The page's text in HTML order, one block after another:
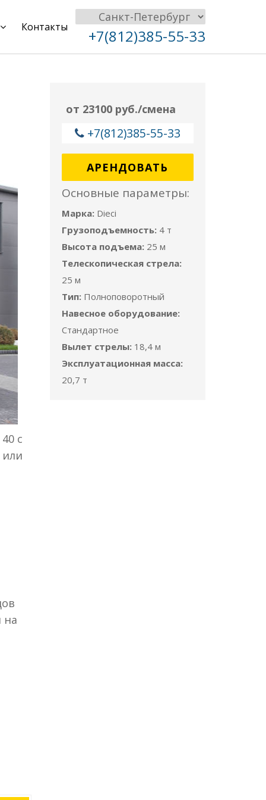
Контакты +7(812)385-55-33
с
или
на
от 23100 руб./смена
+7(812)385-55-33
АРЕНДОВАТЬ
Основные параметры:
Марка: Dieci
Грузоподъемность: 4 т
Высота подъема: 25 м
Телескопическая стрела:
25 м
Тип: Полноповоротный
Навесное оборудование:
Стандартное
Вылет стрелы: 18,4 м
Эксплуатационная масса:
20,7 т